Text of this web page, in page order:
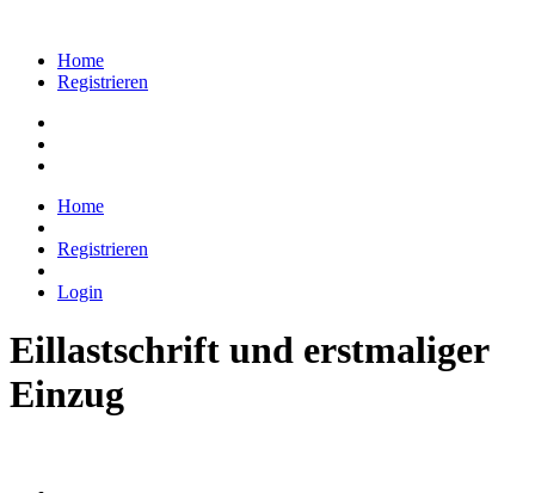
Home
Registrieren
Home
Registrieren
Login
Eillastschrift und erstmaliger
Einzug